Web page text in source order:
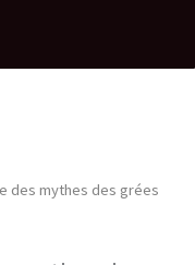
des mythes des grées